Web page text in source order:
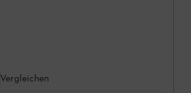
Vergleichen